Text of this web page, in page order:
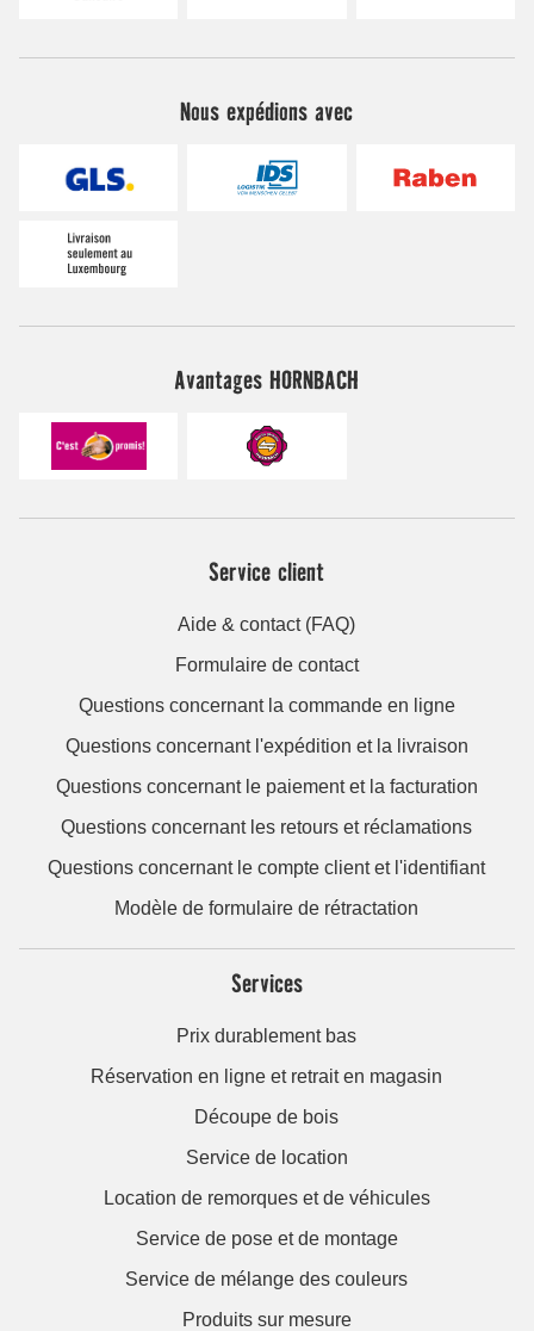
Nous expédions avec
Avantages HORNBACH
Service client
Aide & contact (FAQ)
Formulaire de contact
Questions concernant la commande en ligne
Questions concernant l'expédition et la livraison
Questions concernant le paiement et la facturation
Questions concernant les retours et réclamations
Questions concernant le compte client et l'identifiant
Modèle de formulaire de rétractation
Services
Prix durablement bas
Réservation en ligne et retrait en magasin
Découpe de bois
Service de location
Location de remorques et de véhicules
Service de pose et de montage
Service de mélange des couleurs
Produits sur mesure